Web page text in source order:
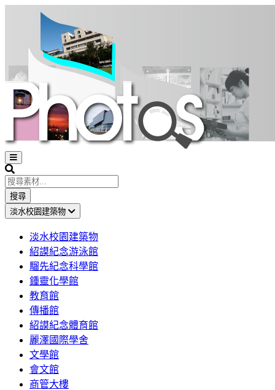
Open
sidebar
Search
搜尋
淡水校園建築物
淡水校園建築物
紹謨紀念游泳館
騮先紀念科學館
鍾靈化學館
教育館
傳播館
紹謨紀念體育館
麗澤國際學舍
文學館
會文館
商管大樓